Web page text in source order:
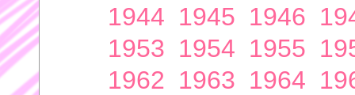
1944 1945 1946
1953 1954 1955
1962 1963 1964